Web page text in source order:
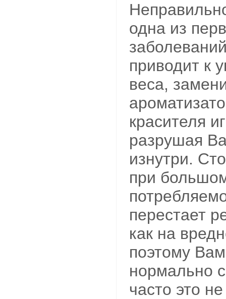
одна из
приводит к
веса,
красителя
разрушая
изнутри.
при
перестает
как на
поэтому
нормально
часто это